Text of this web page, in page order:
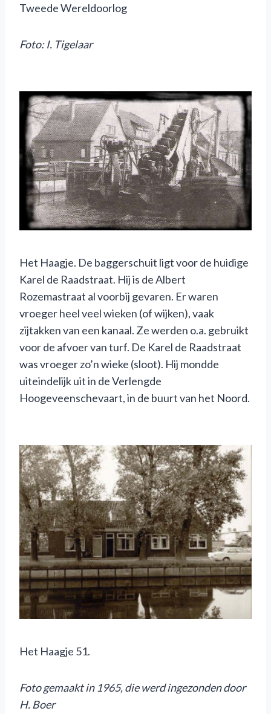
Tweede Wereldoorlog
Foto:I. Tigelaar
Het Haagje. De baggerschuit ligt voor de huidige
Karel de Raadstraat. Hij is de Albert
Rozemastraat al voorbij gevaren. Er waren
vroeger heel veel wieken (of wijken), vaak
zijtakken van een kanaal. Ze werden o.a. gebruikt
voor de afvoer van turf. De Karel de Raadstraat
was vroeger zo’n wieke (sloot). Hij mondde
uiteindelijk uit in de Verlengde
Hoogeveenschevaart, in de buurt van het Noord.
Het Haagje 51.
Foto gemaakt in 1965, die werdingezonden door
H. Boer